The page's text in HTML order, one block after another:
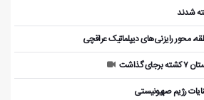
محور رایزنی‌های دیپلماتیک عراقچی
گذاشت
رژیم صهیونیستی